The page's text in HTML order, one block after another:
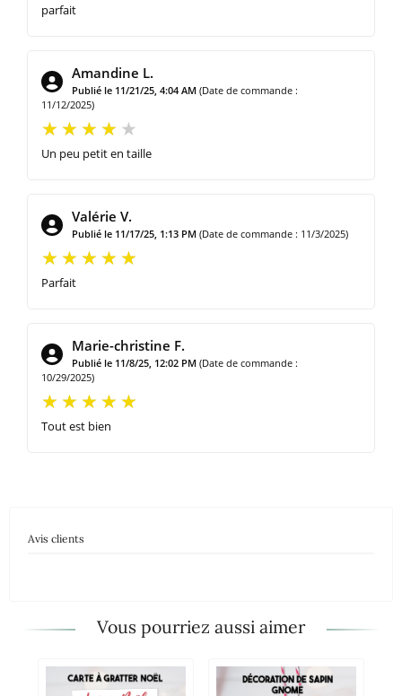
parfait
Amandine L.
Publié le 11/21/25, 4:04 AM (Date de commande :
11/12/2025)
Un peu petit en taille
Valérie V.
Publié le 11/17/25, 1:13 PM (Date de commande : 11/3/2025)
Parfait
Marie-christine F.
Publié le 11/8/25, 12:02 PM (Date de commande :
10/29/2025)
Tout est bien
Avis clients
Vous pourriez aussi aimer